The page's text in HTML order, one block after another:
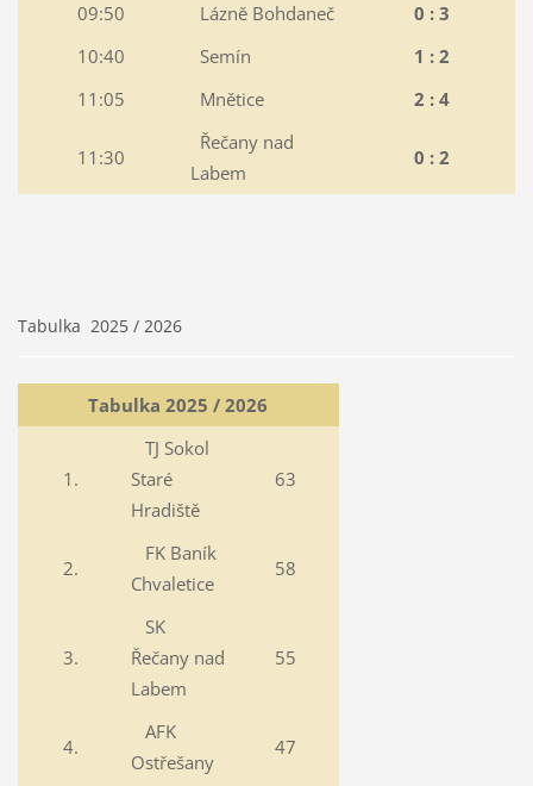
09:50
Lázně Bohdaneč
0 : 3
10:40
Semín
1 : 2
11:05
Mnětice 2 : 4
11:30
Řečany nad
Labem
0 : 2
Tabulka 2025 / 2026
Tabulka 2025 / 2026
1.
TJ Sokol
Staré
Hradiště
63
2.
FK Baník
Chvaletice
58
3.
SK
Řečany nad
Labem
55
4.
AFK
Ostřešany
47